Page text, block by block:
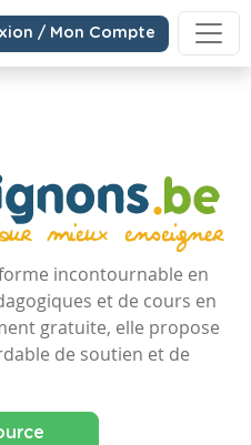
/ Mon Compte
incontournable en
et de cours en
gratuite, elle propose
de soutien et de